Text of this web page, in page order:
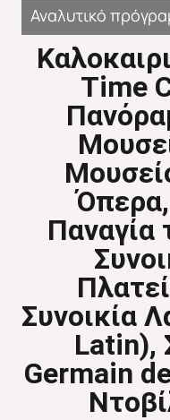
Αναλυτικό
Time
M
Όπερα
Παναγία
Συνοικία
Latin),
Germain